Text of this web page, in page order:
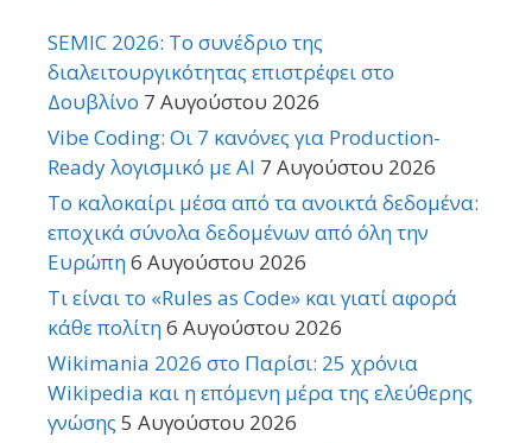
SEMIC 2026: Το συνέδριο της
διαλειτουργικότητας επιστρέφει στο
Δουβλίνο 7 Αυγούστου 2026
Vibe Coding: Οι 7 κανόνες για Production-
Ready λογισμικό με AI 7 Αυγούστου 2026
Το καλοκαίρι μέσα από τα ανοικτά δεδομένα:
εποχικά σύνολα δεδομένων από όλη την
Ευρώπη6 Αυγούστου 2026
Τι είναι το «Rules as Code» και γιατί αφορά
κάθε πολίτη6 Αυγούστου 2026
Wikimania 2026 στο Παρίσι: 25 χρόνια
Wikipedia και η επόμενη μέρα της ελεύθερης
γνώσης 5 Αυγούστου 2026